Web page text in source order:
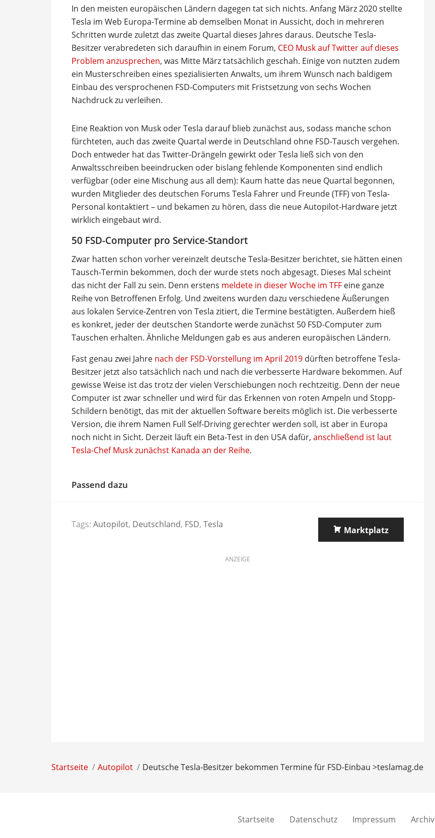
In den meisten europäischen Ländern dagegen tat sich nichts. Anfang März 2020 stellte
Tesla im Web Europa-Termine ab demselben Monat in Aussicht, doch in mehreren
Schritten wurde zuletzt das zweite Quartal dieses Jahres daraus. Deutsche Tesla-
Besitzer verabredeten sich daraufhin in einem Forum, CEO Musk auf Twitter auf dieses
Problem anzusprechen, was Mitte März tatsächlich geschah. Einige von nutzten zudem
ein Musterschreiben eines spezialisierten Anwalts, um ihrem Wunsch nach baldigem
Einbau des versprochenen FSD-Computers mit Fristsetzung von sechs Wochen
Nachdruck zu verleihen.
Eine Reaktion von Musk oder Tesla darauf blieb zunächst aus, sodass manche schon
fürchteten, auch das zweite Quartal werde in Deutschland ohne FSD-Tausch vergehen.
Doch entweder hat das Twitter-Drängeln gewirkt oder Tesla ließ sich von den
Anwaltsschreiben beeindrucken oder bislang fehlende Komponenten sind endlich
verfügbar (oder eine Mischung aus all dem): Kaum hatte das neue Quartal begonnen,
wurden Mitglieder des deutschen Forums Tesla Fahrer und Freunde (TFF) von Tesla-
Personal kontaktiert – und bekamen zu hören, dass die neue Autopilot-Hardware jetzt
wirklich eingebaut wird.
50 FSD-Computer pro Service-Standort
Zwar hatten schon vorher vereinzelt deutsche Tesla-Besitzer berichtet, sie hätten einen
Tausch-Termin bekommen, doch der wurde stets noch abgesagt. Dieses Mal scheint
das nicht der Fall zu sein. Denn erstens meldete in dieser Woche im TFF eine ganze
Reihe von Betroffenen Erfolg. Und zweitens wurden dazu verschiedene Äußerungen
aus lokalen Service-Zentren von Tesla zitiert, die Termine bestätigten. Außerdem hieß
es konkret, jeder der deutschen Standorte werde zunächst 50 FSD-Computer zum
Tauschen erhalten. Ähnliche Meldungen gab es aus anderen europäischen Ländern.
Fast genau zwei Jahre nach der FSD-Vorstellung im April 2019 dürften betroffene Tesla-
Besitzer jetzt also tatsächlich nach und nach die verbesserte Hardware bekommen. Auf
gewisse Weise ist das trotz der vielen Verschiebungen noch rechtzeitig. Denn der neue
Computer ist zwar schneller und wird für das Erkennen von roten Ampeln und Stopp-
Schildern benötigt, das mit der aktuellen Software bereits möglich ist. Die verbesserte
Version, die ihrem Namen Full Self-Driving gerechter werden soll, ist aber in Europa
noch nicht in Sicht. Derzeit läuft ein Beta-Test in den USA dafür, anschließend ist laut
Tesla-Chef Musk zunächst Kanada an der Reihe.
Passend dazu
Tags: Autopilot, Deutschland, FSD, Tesla
Marktplatz
ANZEIGE
Startseite Autopilot Deutsche Tesla-Besitzer bekommen Termine für FSD-Einbau >teslamag.de
Startseite Datenschutz Impressum Archiv